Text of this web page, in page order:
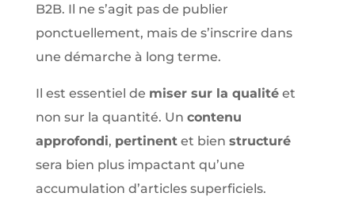
B2B. Il ne s’agit pas de publier
ponctuellement, mais de s’inscrire dans
une démarche à long terme.
Il est essentiel de miser sur la qualitéet
non sur la quantité. Un contenu
approfondi, pertinentet bien structuré
sera bien plus impactant qu’une
accumulation d’articles superficiels.